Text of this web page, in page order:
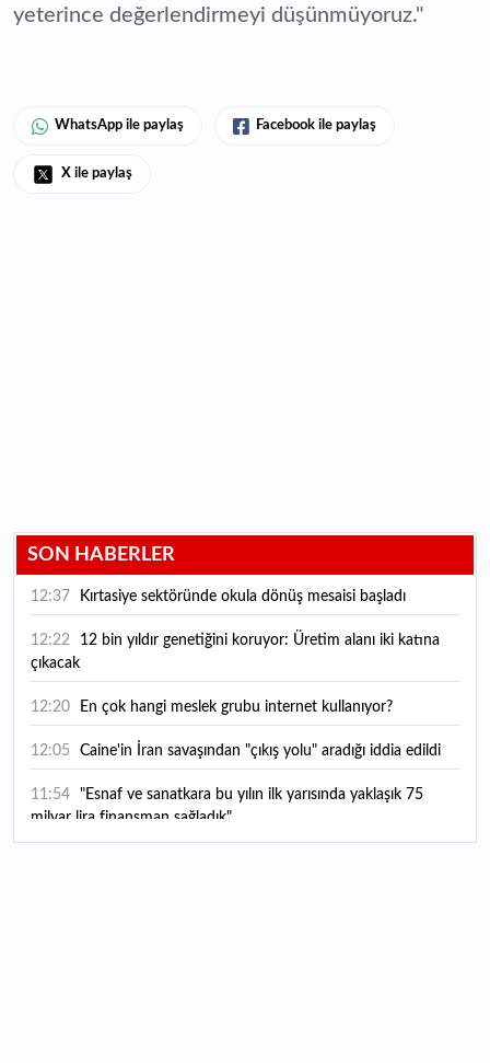
yeterince değerlendirmeyi düşünmüyoruz."
WhatsApp ile paylaş Facebook ile paylaş
X ile paylaş
SON HABERLER
12:37 Kırtasiye sektöründe okula dönüş mesaisi başladı
12:22
çıkacak
12:20 En çok hangi meslek grubu internet kullanıyor?
12:05 Caine'in İran savaşından "çıkış yolu" aradığı iddia edildi
11:54
milyar lira finansman sağladık"